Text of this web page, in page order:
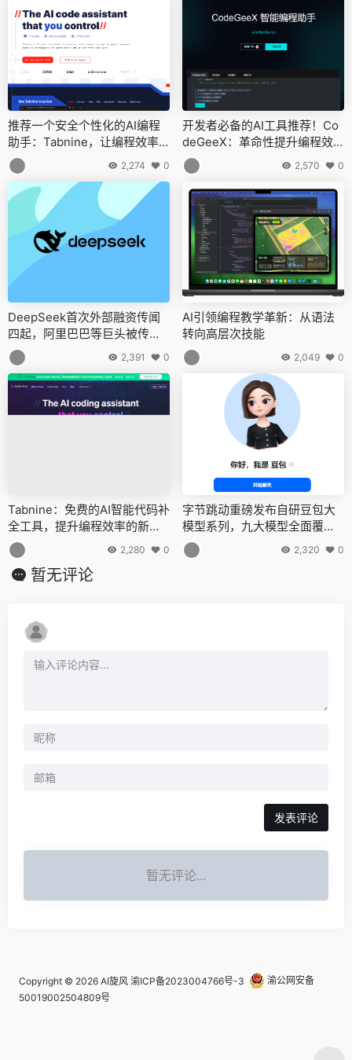
推荐一个安全个性化的AI编程
助手：Tabnine，让编程效率
革命性飞跃
2,274 0
开发者必备的AI工具推荐！Co
deGeeX：革命性提升编程效
率
2,570 0
DeepSeek首次外部融资传闻
四起，阿里巴巴等巨头被传有
意加入，DeepSeek官方迅速
辟谣
2,391 0
AI引领编程教学革新：从语法
转向高层次技能
2,049 0
Tabnine：免费的AI智能代码补
全工具，提升编程效率的新选
择
2,280 0
字节跳动重磅发布自研豆包大
模型系列，九大模型全面覆盖
展现AI新高度
2,320 0
暂无评论
发表评论
暂无评论...
Copyright © 2026 AI旋风 渝ICP备2023004766号-3
渝公网安备
50019002504809号